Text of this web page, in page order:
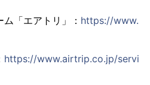
「エアトリ」： https://www.
https://www.airtrip.co.jp/servi